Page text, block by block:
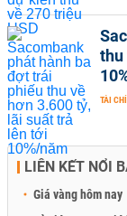
thu
TÀI
LIÊN KẾT NỔI
Giá vàng hôm nay